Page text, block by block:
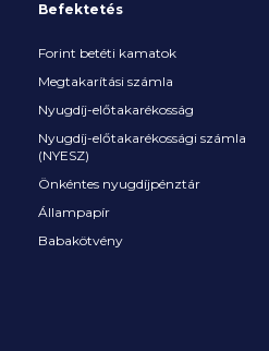
Befektetés
Forint betéti kamatok
Megtakarítási számla
Nyugdíj-előtakarékosság
Nyugdíj-előtakarékossági számla
(NYESZ)
Önkéntes nyugdíjpénztár
Állampapír
Babakötvény